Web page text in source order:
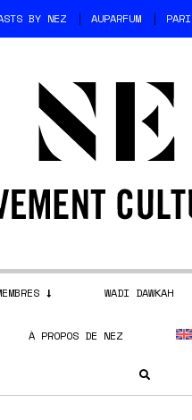
BY NEZ AUPARFUM
WADI DAWKAH
À PROPOS DE NEZ